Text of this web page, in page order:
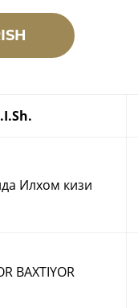
Илхом кизи
BAXTIYOR